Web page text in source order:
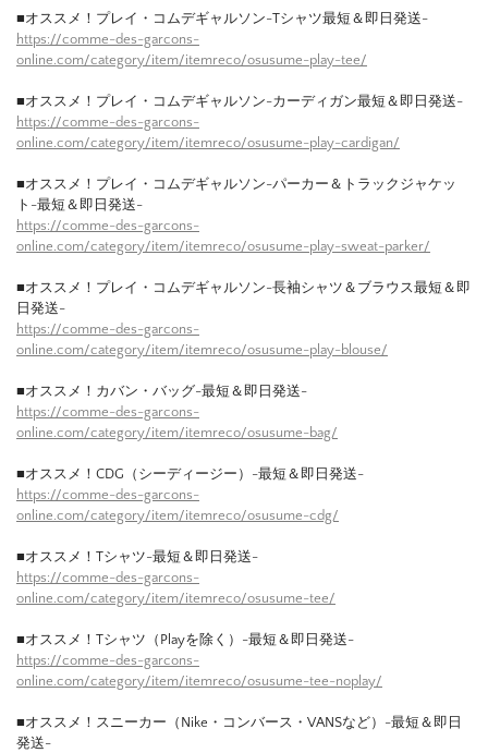
■オススメ！プレイ・コムデギャルソン-Tシャツ最短＆即日発送-
https://comme-des-garcons-
online.com/category/item/itemreco/osusume-play-tee/
■オススメ！プレイ・コムデギャルソン-カーディガン最短＆即日発送-
https://comme-des-garcons-
online.com/category/item/itemreco/osusume-play-cardigan/
■オススメ！プレイ・コムデギャルソン-パーカー＆トラックジャケッ
ト-最短＆即日発送-
https://comme-des-garcons-
online.com/category/item/itemreco/osusume-play-sweat-parker/
■オススメ！プレイ・コムデギャルソン-長袖シャツ＆ブラウス最短＆即
日発送-
https://comme-des-garcons-
online.com/category/item/itemreco/osusume-play-blouse/
■オススメ！カバン・バッグ-最短＆即日発送-
https://comme-des-garcons-
online.com/category/item/itemreco/osusume-bag/
■オススメ！CDG（シーディージー）-最短＆即日発送-
https://comme-des-garcons-
online.com/category/item/itemreco/osusume-cdg/
■オススメ！Tシャツ-最短＆即日発送-
https://comme-des-garcons-
online.com/category/item/itemreco/osusume-tee/
■オススメ！Tシャツ（Playを除く）-最短＆即日発送-
https://comme-des-garcons-
online.com/category/item/itemreco/osusume-tee-noplay/
■オススメ！スニーカー（Nike・コンバース・VANSなど）-最短＆即日
発送-